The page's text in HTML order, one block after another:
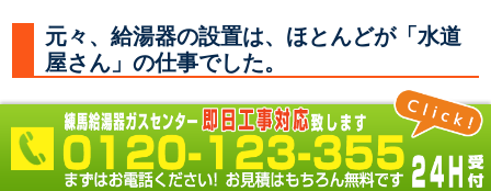
元々、給湯器の設置は、ほとんどが「水道
屋さん」の仕事でした。
何故なら 必要なところに水やお湯を供給する配管を
し、器具を取付るのは「水道屋さん」だからです。